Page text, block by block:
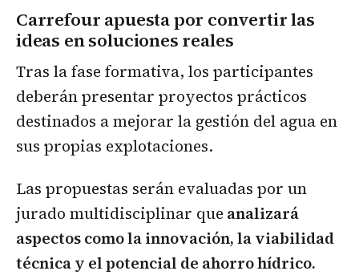
Carrefour apuesta por convertir las
ideas en soluciones reales
Tras la fase formativa, los participantes
deberán presentar proyectos prácticos
destinados a mejorar la gestión del agua en
sus propias explotaciones.
Las propuestas serán evaluadas por un
jurado multidisciplinar que analizará
aspectos como la innovación, la viabilidad
técnica y el potencial de ahorro hídrico.